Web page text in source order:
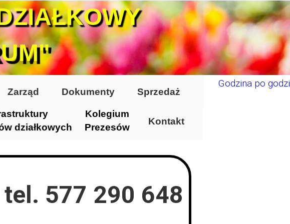
577 290 648
Kolegium
Prezesów
działkowych
Zarząd Dokumenty Sprzedaż
Kontakt
Godzina po